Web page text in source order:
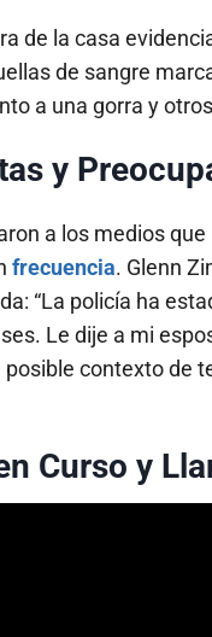
de la casa
de sangre
a una gorra y
y
a los medios
frecuencia. Glenn
“La policía ha
Le dije a mi
contexto de
Curso y